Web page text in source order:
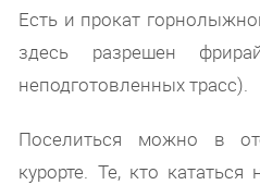
Есть и прокат
здесь разрешен
неподготовленных трасс).
Поселиться можно в
курорте. Те, кто